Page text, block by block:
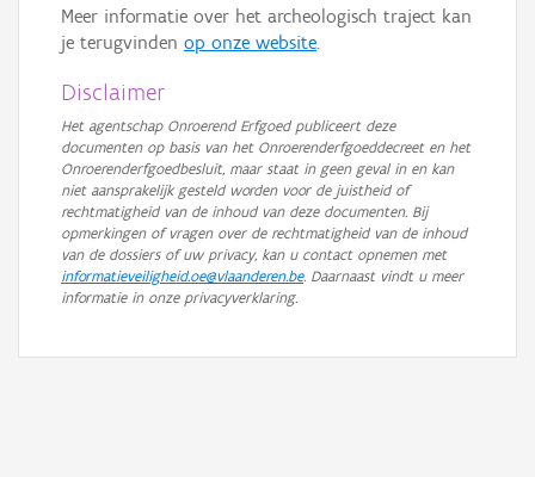
Meer informatie over het archeologisch traject kan
je terugvinden op onze website.
Disclaimer
Het agentschap Onroerend Erfgoed publiceert deze
documenten op basis van het Onroerenderfgoeddecreet en het
Onroerenderfgoedbesluit, maar staat in geen geval in en kan
niet aansprakelijk gesteld worden voor de juistheid of
rechtmatigheid van de inhoud van deze documenten. Bij
opmerkingen of vragen over de rechtmatigheid van de inhoud
van de dossiers of uw privacy, kan u contact opnemen met
informatieveiligheid.oe@vlaanderen.be. Daarnaast vindt u meer
informatie in onze privacyverklaring.